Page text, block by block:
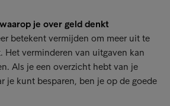
je over geld denkt
betekent vermijden om meer uit te
Het verminderen van uitgaven kan
Als je een overzicht hebt van je
je kunt besparen, ben je op de goede